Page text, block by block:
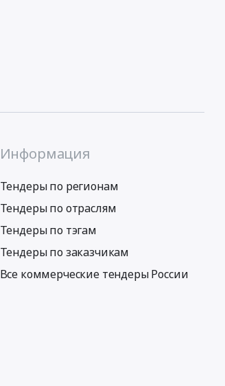
Информация
Тендеры по регионам
Тендеры по отраслям
Тендеры по тэгам
Тендеры по заказчикам
Все коммерческие тендеры России